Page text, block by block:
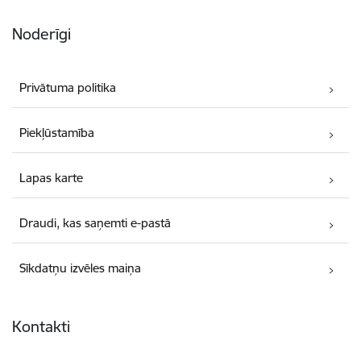
Noderīgi
Privātuma politika
Piekļūstamība
Lapas karte
Draudi, kas saņemti e-pastā
Sīkdatņu izvēles maiņa
Kontakti